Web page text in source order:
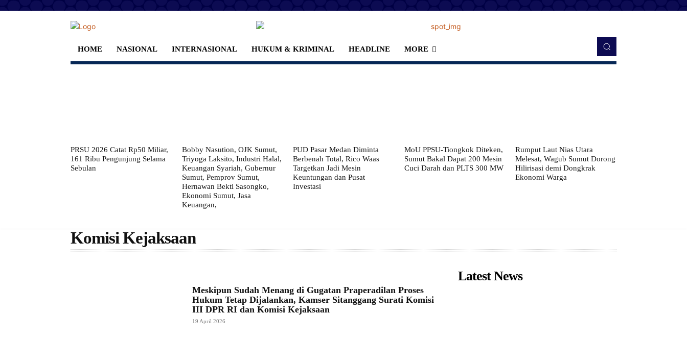
HOME NASIONAL INTERNASIONAL HUKUM & KRIMINAL HEADLINE MORE
PRSU 2026 Catat Rp50 Miliar,
161 Ribu Pengunjung Selama
Sebulan
Bobby Nasution, OJK Sumut,
Triyoga Laksito, Industri Halal,
Keuangan Syariah, Gubernur
Sumut, Pemprov Sumut,
Hernawan Bekti Sasongko,
Ekonomi Sumut, Jasa
Keuangan,
PUD Pasar Medan Diminta
Berbenah Total, Rico Waas
Targetkan Jadi Mesin
Keuntungan dan Pusat
Investasi
MoU PPSU-Tiongkok Diteken,
Sumut Bakal Dapat 200 Mesin
Cuci Darah dan PLTS 300 MW
Rumput Laut Nias Utara
Melesat, Wagub Sumut Dorong
Hilirisasi demi Dongkrak
Ekonomi Warga
Komisi Kejaksaan
Meskipun Sudah Menang di Gugatan Praperadilan Proses
Hukum Tetap Dijalankan, Kamser Sitanggang Surati Komisi
III DPR RI dan Komisi Kejaksaan
19 April 2026
Latest News